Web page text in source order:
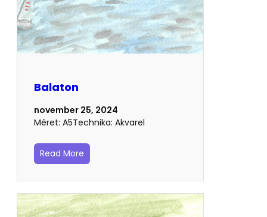
Balaton
november 25, 2024
Méret: A5Technika: Akvarel
Read More